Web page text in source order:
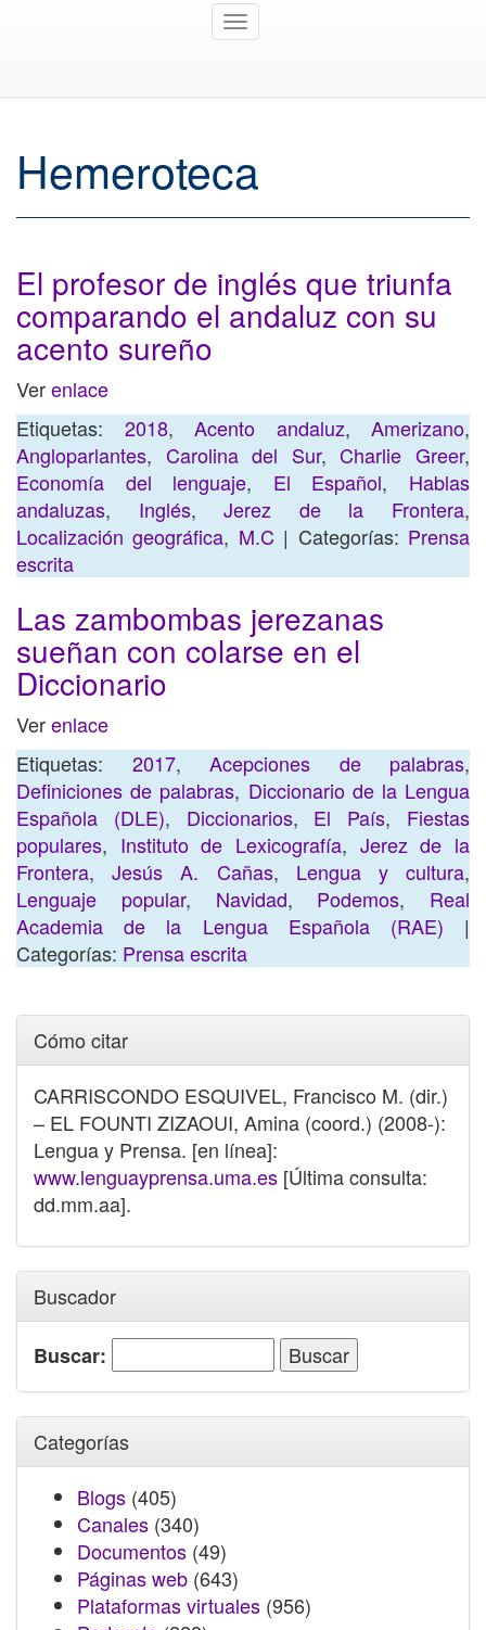
Toggle
Hemeroteca
El profesor de inglés que triunfa
comparando el andaluz con su
acento sureño
Verenlace
Etiquetas: 2018, Acento andaluz, Amerizano,
Angloparlantes, Carolina del Sur,Charlie Greer,
Economía del lenguaje, El Español, Hablas
andaluzas, Inglés,Jerez de la Frontera,
Localización geográfica, M.C | Categorías: Prensa
escrita
Las zambombas jerezanas
sueñan con colarse en el
Diccionario
Verenlace
Etiquetas: 2017, Acepciones de palabras,
Definiciones de palabras, Diccionario de la Lengua
Española (DLE), Diccionarios, El País, Fiestas
populares, Instituto de Lexicografía, Jerez de la
Frontera,Jesús A. Cañas, Lengua y cultura,
Lenguaje popular, Navidad, Podemos, Real
Academia de la Lengua Española (RAE) |
Categorías: Prensa escrita
Cómo citar
CARRISCONDO ESQUIVEL, Francisco M. (dir.)
– EL FOUNTI ZIZAOUI, Amina (coord.) (2008-):
Lengua y Prensa. [en línea]:
www.lenguayprensa.uma.es [Última consulta:
dd.mm.aa].
Buscador
Buscar:
Categorías
Blogs (405)
Canales (340)
Documentos (49)
Páginas web (643)
Plataformas virtuales (956)